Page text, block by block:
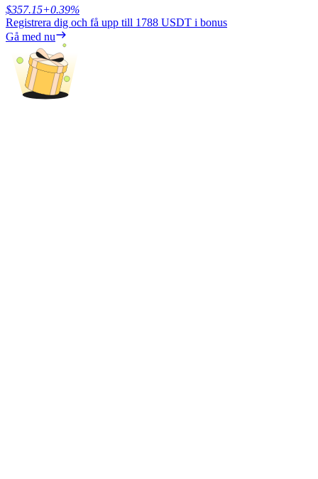
Deposit & Trade BTC to Share 25000 USDT prize pool!
Deposit CASHCAT & Win
Share 500000 CASHCAT prize pool
$357.15+0.39%
Registrera dig och få upp till 1788 USDT i bonus
Gå med nu